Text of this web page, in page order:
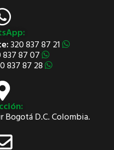
320 837 87 21
837 87 07
837 87 28
Bogotá D.C. Colombia.